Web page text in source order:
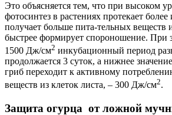
Это объясняется тем, что при высоком
фотосинтез в растениях протекает
получает больше пита-тельных веществ
быстрее формирует спороношение. При
1500 Дж/см2 инкубационный период
продолжается 3 суток, а нижнее
гриб переходит к активному
веществ из клеток листа, – 300 Дж/см2.
Защита огурца от ложной